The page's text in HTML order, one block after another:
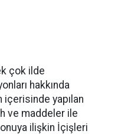
çok ilde
hakkında
yapılan
ve maddeler ile
ilişkin İçişleri